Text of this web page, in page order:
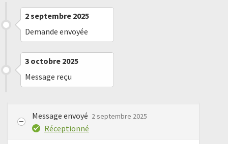
2 septembre 2025
Demande envoyée
3 octobre 2025
Message reçu
Message envoyé 2 septembre 2025
Réceptionné